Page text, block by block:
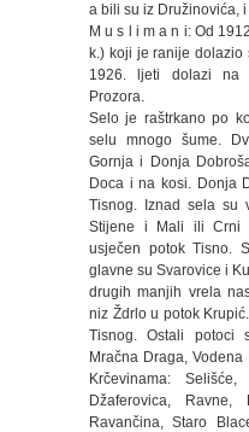
a bili su iz Družinovića,
M u s l i m a n i: Od
k.) koji je ranije dolazio
1926. ljeti dolazi na
Prozora.
Selo je raštrkano po
selu mnogo šume.
Gornja i Donja
Doca i na kosi. Donja
Tisnog. Iznad sela su
Stijene i Mali ili Crni
usječen potok Tisno.
glavne su Svarovice i
drugih manjih vrela
niz Ždrlo u potok
Tisnog. Ostali potoci
Mračna Draga,
Krčevinama:
Džaferovica,
Ravančina, Staro